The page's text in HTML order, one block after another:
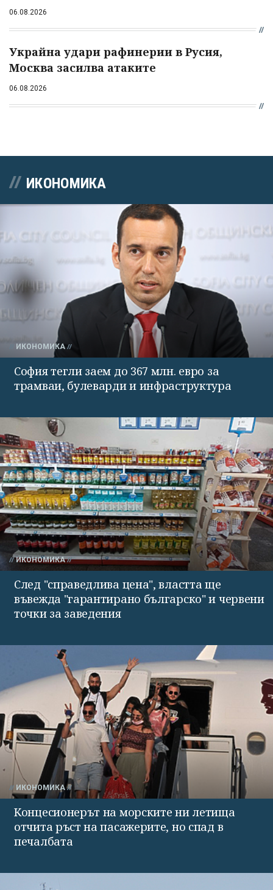
06.08.2026
Украйна удари рафинерии в Русия,
Москва засилва атаките
06.08.2026
ИКОНОМИКА
ИКОНОМИКА
София тегли заем до 367 млн. евро за
трамваи, булеварди и инфраструктура
ИКОНОМИКА
След "справедлива цена", властта ще
въвежда "гарантирано българско" и червени
точки за заведения
ИКОНОМИКА
Концесионерът на морските ни летища
отчита ръст на пасажерите, но спад в
печалбата